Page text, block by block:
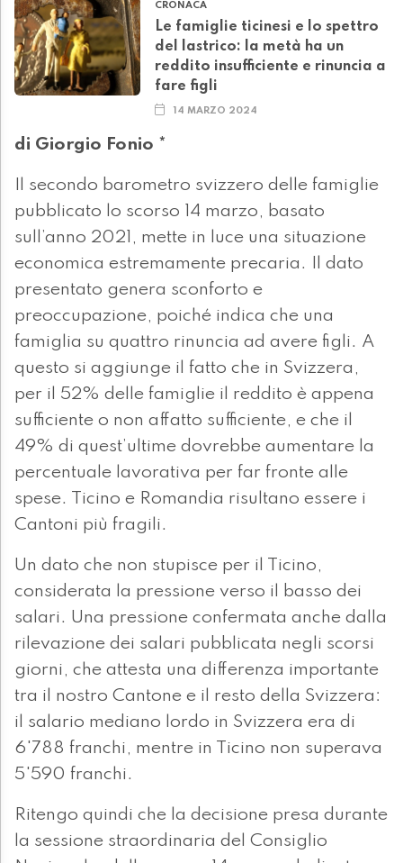
CRONACA
Le famiglie ticinesi e lo spettro
del lastrico: la metà ha un
reddito insufficiente e rinuncia a
fare figli
14 MARZO 2024
di Giorgio Fonio *
Il secondo barometro svizzero delle famiglie
pubblicato lo scorso 14 marzo, basato
sull’anno 2021, mette in luce una situazione
economica estremamente precaria. Il dato
presentato genera sconforto e
preoccupazione, poiché indica che una
famiglia su quattro rinuncia ad avere figli. A
questo si aggiunge il fatto che in Svizzera,
per il 52% delle famiglie il reddito è appena
sufficiente o non affatto sufficiente, e che il
49% di quest’ultime dovrebbe aumentare la
percentuale lavorativa per far fronte alle
spese. Ticino e Romandia risultano essere i
Cantoni più fragili.
Un dato che non stupisce per il Ticino,
considerata la pressione verso il basso dei
salari. Una pressione confermata anche dalla
rilevazione dei salari pubblicata negli scorsi
giorni, che attesta una differenza importante
tra il nostro Cantone e il resto della Svizzera:
il salario mediano lordo in Svizzera era di
6'788 franchi, mentre in Ticino non superava
5'590 franchi.
Ritengo quindi che la decisione presa durante
la sessione straordinaria del Consiglio